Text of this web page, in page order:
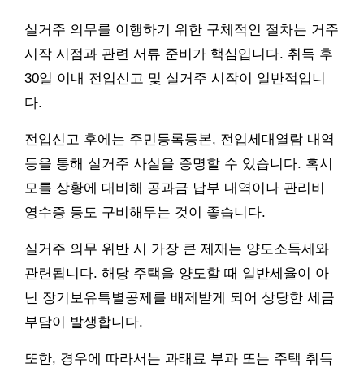
실거주 의무를 이행하기 위한 구체적인 절차는 거주
시작 시점과 관련 서류 준비가 핵심입니다. 취득 후
30일 이내 전입신고 및 실거주 시작이 일반적입니
다.
전입신고 후에는 주민등록등본, 전입세대열람 내역
등을 통해 실거주 사실을 증명할 수 있습니다. 혹시
모를 상황에 대비해 공과금 납부 내역이나 관리비
영수증 등도 구비해두는 것이 좋습니다.
실거주 의무 위반 시 가장 큰 제재는 양도소득세와
관련됩니다. 해당 주택을 양도할 때 일반세율이 아
닌 장기보유특별공제를 배제받게 되어 상당한 세금
부담이 발생합니다.
또한, 경우에 따라서는 과태료 부과 또는 주택 취득